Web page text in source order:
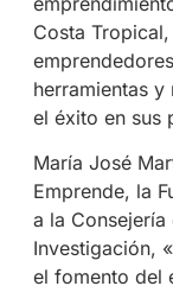
Costa
herramientas
el éxito en sus
María José
Emprende, la
a la
Investigación,
el fomento del